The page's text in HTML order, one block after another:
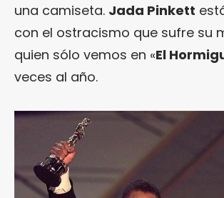
una camiseta. Jada Pinkett
con el ostracismo que sufre su
quien sólo vemos en «El
veces al año.